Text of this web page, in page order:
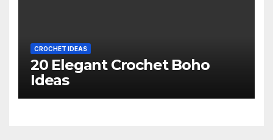
CROCHET IDEAS
20 Elegant Crochet Boho
Ideas